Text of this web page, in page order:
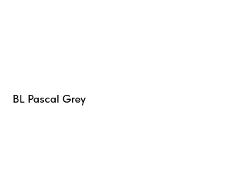
BL Pascal Grey